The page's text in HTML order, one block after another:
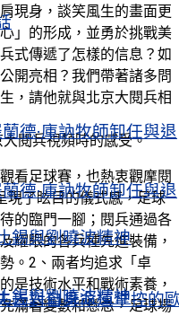
德·庫訥牧師卸任與退
錫與劉曉波精神
去對自身命運掌控的
德·庫訥牧師卸任與退
錫與劉曉波精神
現身，談笑風生的畫面更
」的形成，並勇於挑戰美
式傳遞了怎樣的信息？如
開亮相？我們帶著諸多問
，請他就與北京大閱兵相
閱兵視頻時的感受。
看足球賽，也熱衷觀摩閱
現了眩目的儀式感，足球
的臨門一腳；閱兵通過各
耀眼的各兵種先進裝備，
。2、兩者均追求「卓
是技術水平和戰術素養，
滿著變數和懸念，足球場